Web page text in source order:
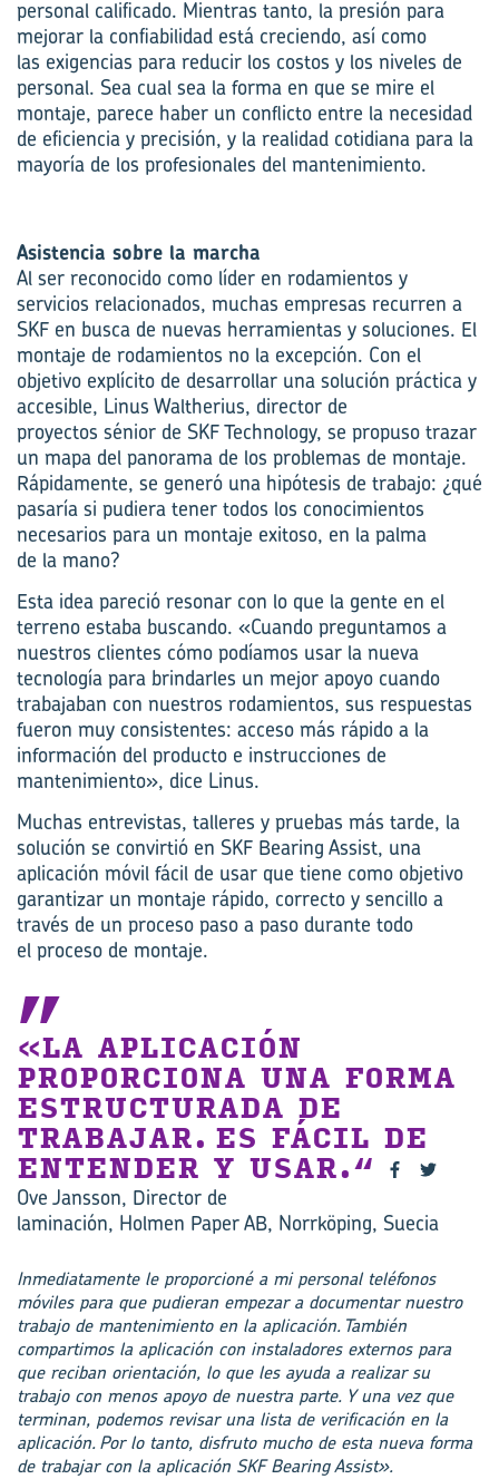
personal calificado. Mientras tanto, la presión para
mejorar la confiabilidad está creciendo, así como
las exigencias para reducir los costos y los niveles de
personal. Sea cual sea la forma en que se mire el
montaje, parece haber un conflicto entre la necesidad
de eficiencia y precisión, y la realidad cotidiana para la
mayoría de los profesionales del mantenimiento.
Asistencia sobre la marcha
Al ser reconocido como líder en rodamientos y
servicios relacionados, muchas empresas recurren a
SKF en busca de nuevas herramientas y soluciones. El
montaje de rodamientos no la excepción. Con el
objetivo explícito de desarrollar una solución práctica y
accesible, Linus Waltherius, director de
proyectos sénior de SKFTechnology, se propuso trazar
un mapa del panorama de los problemas de montaje.
Rápidamente, se generó una hipótesis de trabajo: ¿qué
pasaría si pudiera tener todos los conocimientos
necesarios para un montaje exitoso, en la palma
de la mano?
Esta idea pareció resonar con lo que la gente en el
terreno estaba buscando. «Cuando preguntamos a
nuestros clientes cómo podíamos usar la nueva
tecnología para brindarles un mejor apoyo cuando
trabajaban con nuestros rodamientos, sus respuestas
fueron muy consistentes: acceso más rápido a la
información del producto e instrucciones de
mantenimiento», dice Linus.
Muchas entrevistas, talleres y pruebas más tarde, la
solución se convirtió en SKF Bearing Assist, una
aplicación móvil fácil de usar que tiene como objetivo
garantizar un montaje rápido, correcto y sencillo a
través de un proceso paso a paso durante todo
el proceso de montaje.
«LA APLICACIÓN
PROPORCIONA UNA FORMA
ESTRUCTURADA DE
TRABAJAR. ES FÁCIL DE
ENTENDER Y USAR.
Ove Jansson, Director de
laminación, Holmen PaperAB, Norrköping, Suecia
Inmediatamente le proporcioné a mi personal teléfonos
móviles para que pudieran empezar a documentar nuestro
trabajo de mantenimiento en la aplicación. También
compartimos la aplicación con instaladores externos para
que reciban orientación, lo que les ayuda a realizar su
trabajo con menos apoyo de nuestra parte. Y una vez que
terminan, podemos revisar una lista de verificación en la
aplicación. Por lo tanto, disfruto mucho de esta nueva forma
de trabajar con la aplicación SKF Bearing Assist».